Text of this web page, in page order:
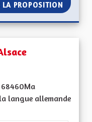
LA PROPOSITION
langue allemande